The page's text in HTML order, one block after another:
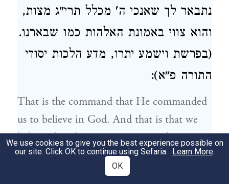
נתבאר לך שאנכי ה' מכלל תרי"ג מצות,
והוא צווי באמונת האלהות כמו שבארנו.
(בפרשת וישמע יתרו, מדע הלכות יסודי
התורה פ"א):
That is the command that He commanded
us to believe in God. And that is that we
believe that there is an Origin and Cause,
that He is the power of all that exists. And
[the source of the command] is His saying
We use cookies to give you the best experience possible on
our site. Click OK to continue using Sefaria. Learn More.
OK